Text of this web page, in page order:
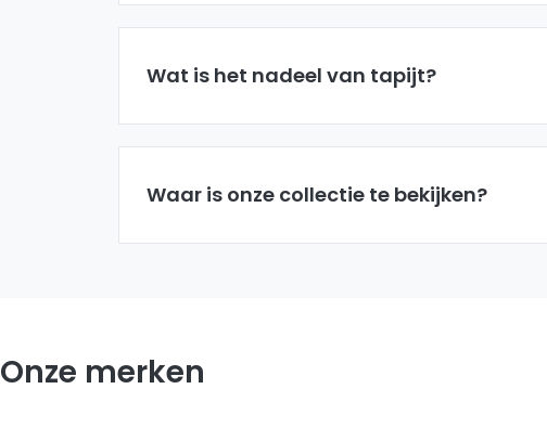
Wat is het nadeel van tapijt?
Waar is onze collectie te bekijken?
Onze merken